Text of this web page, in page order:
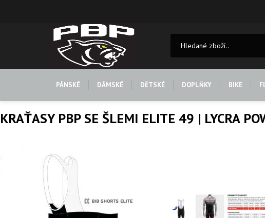
PÁNSKÉ DÁMSKÉ DĚTSKÉ DOPLŇKY BIKE
KRAŤASY PBP SE ŠLEMI ELITE 49 | LYCRA